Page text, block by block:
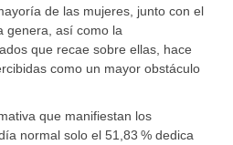
de las mujeres, junto con el
genera, así como la
que recae sobre ellas, hace
como un mayor obstáculo
que manifiestan los
normal solo el 51,83 % dedica